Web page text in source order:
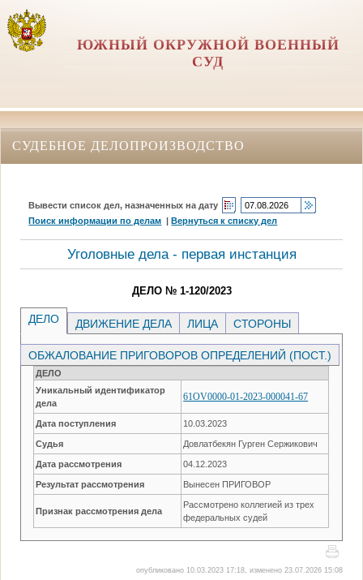
ЮЖНЫЙ ОКРУЖНОЙ ВОЕННЫЙ
СУД
СУДЕБНОЕ ДЕЛОПРОИЗВОДСТВО
Вывести список дел, назначенных на дату
Поиск информации по делам |Вернуться к списку дел
Уголовные дела - первая инстанция
ДЕЛО № 1-120/2023
ДЕЛО ДВИЖЕНИЕ ДЕЛА ЛИЦА СТОРОНЫ
ОБЖАЛОВАНИЕ ПРИГОВОРОВ ОПРЕДЕЛЕНИЙ (ПОСТ.)
ДЕЛО
Уникальный идентификатор
дела
61OV0000-01-2023-000041-67
Дата поступления 10.03.2023
Судья Довлатбекян Гурген Сержикович
Дата рассмотрения 04.12.2023
Результат рассмотрения Вынесен ПРИГОВОР
Признак рассмотрения дела
Рассмотрено коллегией из трех
федеральных судей
опубликовано 10.03.2023 17:18, изменено 23.07.2026 15:08